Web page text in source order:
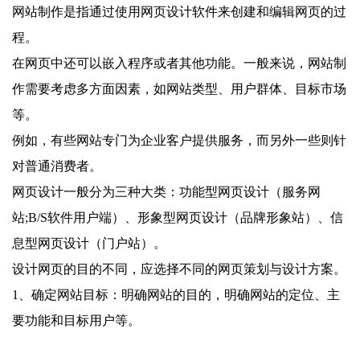
网站制作是指通过使用网页设计软件来创建和编辑网页的过
程。
在网页中还可以嵌入程序或者其他功能。一般来说，网站制
作需要考虑多方面因素，如网站类型、用户群体、目标市场
等。
例如，有些网站专门为企业客户提供服务，而另外一些则针
对普通消费者。
网页设计一般分为三种大类：功能型网页设计（服务网
站;B/S软件用户端）、形象型网页设计（品牌形象站）、信
息型网页设计（门户站）。
设计网页的目的不同，应选择不同的网页策划与设计方案。
1、确定网站目标：明确网站的目的，明确网站的定位、主
要功能和目标用户等。